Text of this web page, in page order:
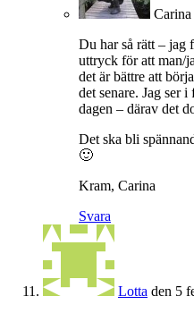
Carina
Du har så rätt – jag
uttryck för att man/
det är bättre att
det senare. Jag ser
dagen – därav det
Det ska bli
🙂
Kram, Carina
Svara
Lotta den 5